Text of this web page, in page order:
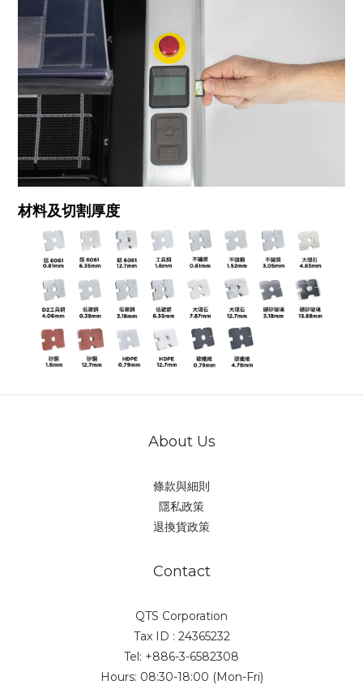
材料及切割厚度
About Us
條款與細則
隱私政策
退換貨政策
Contact
QTS Corporation
Tax ID : 24365232
Tel: +886-3-6582308
Hours: 08:30-18:00 (Mon-Fri)